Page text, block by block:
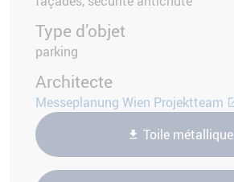
Type d’objet
parking
Architecte
Messeplanung Wien Projektteam
Toile métallique